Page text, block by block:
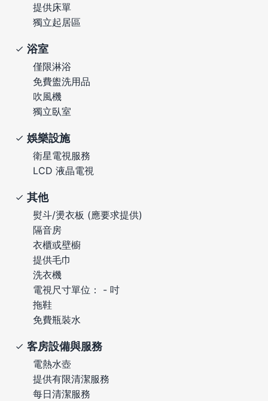
提供床單
獨立起居區
浴室
僅限淋浴
免費盥洗用品
吹風機
獨立臥室
娛樂設施
衛星電視服務
LCD 液晶電視
其他
熨斗/燙衣板 (應要求提供)
隔音房
衣櫃或壁櫥
提供毛巾
洗衣機
電視尺寸單位： - 吋
拖鞋
免費瓶裝水
客房設備與服務
電熱水壺
提供有限清潔服務
每日清潔服務